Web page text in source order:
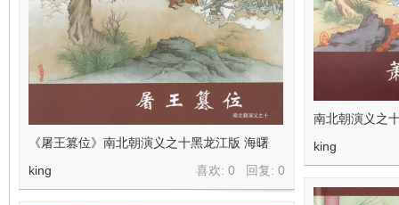
南北朝演义之
king
《屠王篡位》南北朝演义之十黑龙江版 海曙
喜欢: 0 回复: 0
king